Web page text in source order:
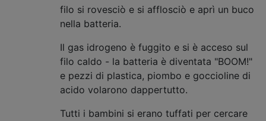
filo si rovesciò e si afflosciò e aprì un buco
nella batteria.
Il gas idrogeno è fuggito e si è acceso sul
filo caldo - la batteria è diventata "BOOM!"
e pezzi di plastica, piombo e goccioline di
acido volarono dappertutto.
Tutti i bambini si erano tuffati per cercare